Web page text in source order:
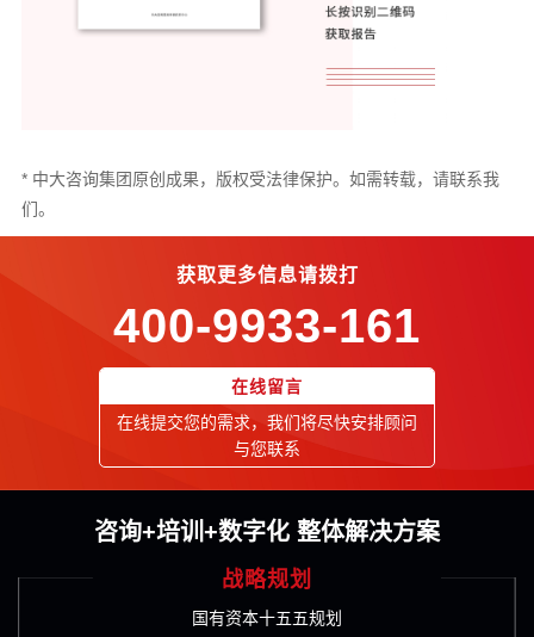
* 中大咨询集团原创成果，版权受法律保护。如需转载，请联系我
们。
获取更多信息请拨打
400-9933-161
在线留言
在线提交您的需求，我们将尽快安排顾问
与您联系
咨询+培训+数字化 整体解决方案
战略规划
国有资本十五五规划